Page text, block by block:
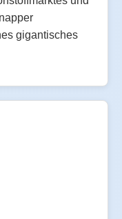
gigantisches